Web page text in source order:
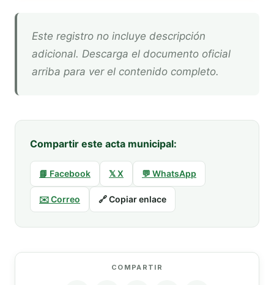
Este registro no incluye descripción
adicional. Descarga el documento oficial
arriba para ver el contenido completo.
Compartir este acta municipal:
📘 Facebook 𝕏 X 💬 WhatsApp
✉️ Correo 🔗 Copiar enlace
COMPARTIR